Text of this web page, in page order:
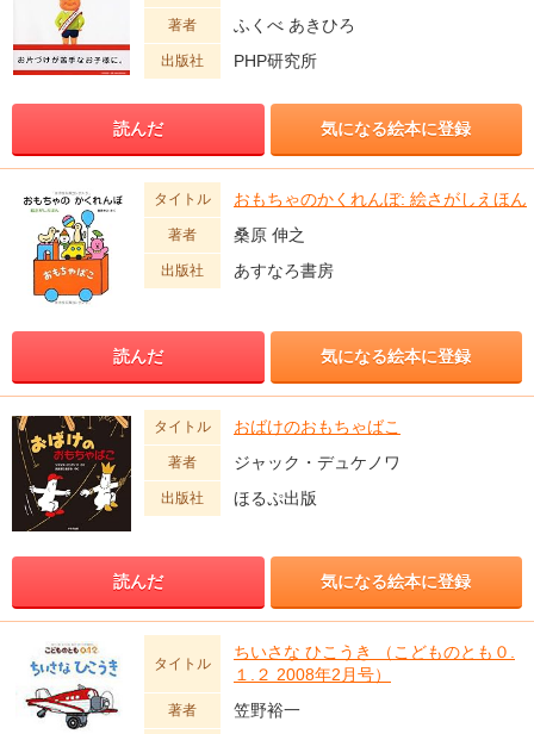
著者 ふくべ あきひろ
出版社 PHP研究所
読んだ 気になる絵本に登録
タイトル おもちゃのかくれんぼ: 絵さがしえほん
著者 桑原 伸之
出版社 あすなろ書房
読んだ 気になる絵本に登録
タイトル おばけのおもちゃばこ
著者 ジャック・デュケノワ
出版社 ほるぷ出版
読んだ 気になる絵本に登録
タイトル
ちいさな ひこうき （こどものとも０.
１.２ 2008年2月号）
著者 笠野裕一